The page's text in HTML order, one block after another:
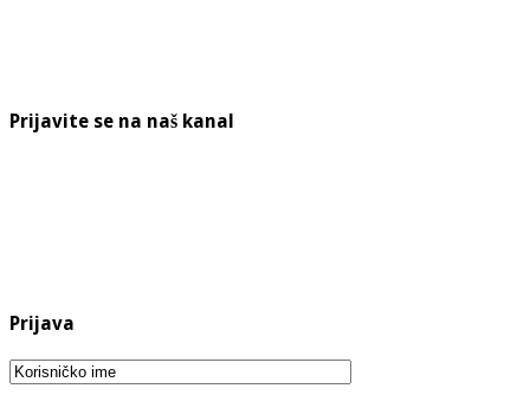
Prijavite se na naš kanal
Prijava